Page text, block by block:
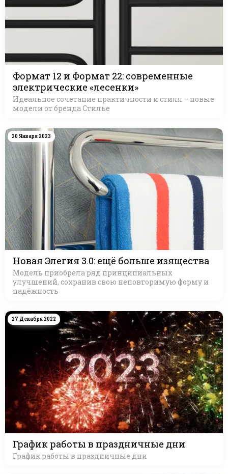
Формат 12 и Формат 22: современные
электрические «лесенки»
Идеальное сочетание практичности и стиля – новые
модели от бренда Стилье
20 Января 2023
Новая Элегия 3.0: ещё больше изящества
Модель приобрела ряд принципиальных
улучшений, сохранив свою неповторимую форму и
надёжность
27 Декабря 2022
График работы в праздничные дни
График работы в праздничные дни